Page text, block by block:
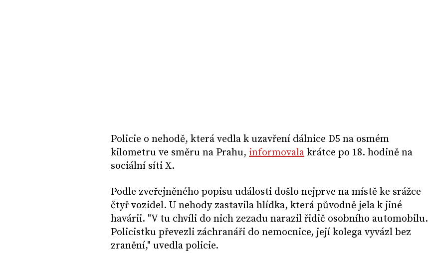
Policie o nehodě, která vedla k uzavření dálnice D5 na osmém
kilometru ve směru na Prahu, informovala krátce po 18. hodině na
sociální síti X.
Podle zveřejněného popisu události došlo nejprve na místě ke srážce
čtyř vozidel. U nehody zastavila hlídka, která původně jela k jiné
havárii. "V tu chvíli do nich zezadu narazil řidič osobního automobilu.
Policistku převezli záchranáři do nemocnice, její kolega vyvázl bez
zranění," uvedla policie.